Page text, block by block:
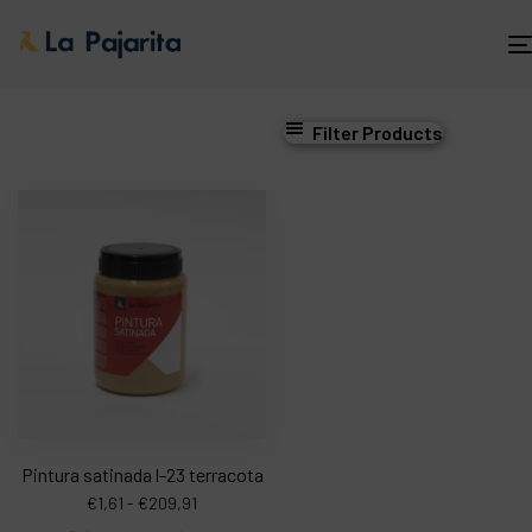
Filter Products
Pintura satinada l-23 terracota
€1,61 - €209,91